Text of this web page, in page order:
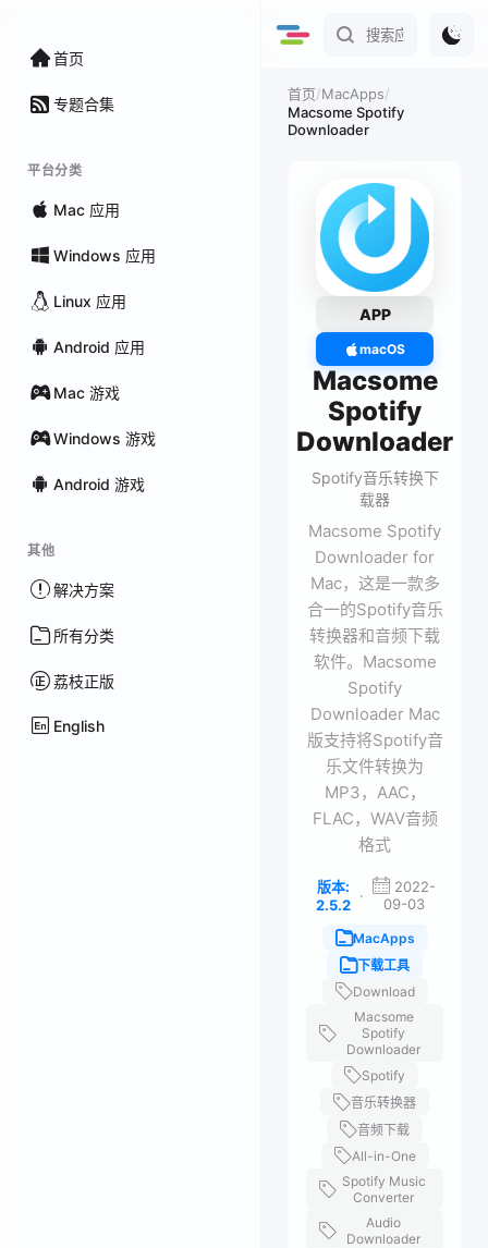
首页
专题合集
平台分类
Mac 应用
Windows 应用
Linux 应用
Android 应用
Mac 游戏
Windows 游戏
Android 游戏
其他
解决方案
所有分类
荔枝正版
English
首页/MacApps/
Macsome Spotify
Downloader
APP
macOS
Macsome
Spotify
Downloader
Spotify音乐转换下
载器
Macsome Spotify
Downloader for
Mac，这是一款多
合一的Spotify音乐
转换器和音频下载
软件。Macsome
Spotify
Downloader Mac
版支持将Spotify音
乐文件转换为
MP3，AAC，
FLAC，WAV音频
格式
版本:
2.5.2
·
2022-
09-03
MacApps
下载工具
Download
Macsome
Spotify
Downloader
Spotify
音乐转换器
音频下载
All-in-One
Spotify Music
Converter
Audio
Downloader